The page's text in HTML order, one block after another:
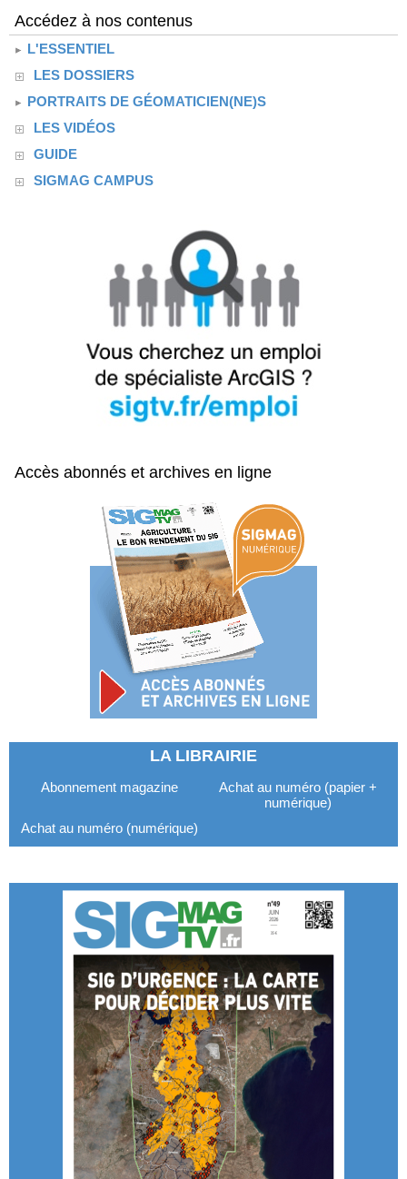
Accédez à nos contenus
L'ESSENTIEL
LES DOSSIERS
PORTRAITS DE GÉOMATICIEN(NE)S
LES VIDÉOS
GUIDE
SIGMAG CAMPUS
Accès abonnés et archives en ligne
LA LIBRAIRIE
Abonnement magazine
Achat au numéro (papier +
numérique)
Achat au numéro (numérique)